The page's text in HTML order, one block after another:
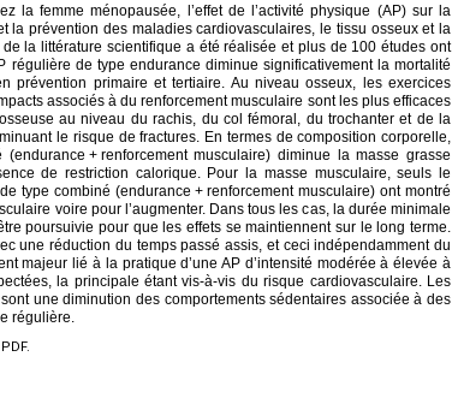
la femme ménopausée, l’effet de l’activité physique (AP) sur la
la prévention des maladies cardiovasculaires, le tissu osseux et la
la littérature scientifique a été réalisée et plus de 100 études ont
régulière de type endurance diminue significativement la mortalité
prévention primaire et tertiaire. Au niveau osseux, les exercices
associés à du renforcement musculaire sont les plus efficaces
au niveau du rachis, du col fémoral, du trochanter et de la
le risque de fractures. En termes de composition corporelle,
(endurance + renforcement musculaire) diminue la masse grasse
de restriction calorique. Pour la masse musculaire, seuls le
type combiné (endurance + renforcement musculaire) ont montré
voire pour l’augmenter. Dans tous les cas, la durée minimale
poursuivie pour que les effets se maintiennent sur le long terme.
une réduction du temps passé assis, et ceci indépendamment du
majeur lié à la pratique d’une AP d’intensité modérée à élevée à
la principale étant vis-à-vis du risque cardiovasculaire. Les
une diminution des comportements sédentaires associée à des
régulière.